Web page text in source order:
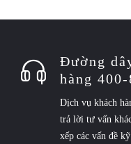
Đường
hàng
Dịch vụ khách
trả lời tư vấn
xếp các vấn đề